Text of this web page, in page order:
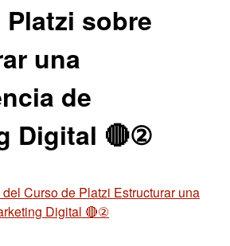
sobre
una
de
Digital 🔴②
Curso de Platzi Estructurar una
Digital 🔴②